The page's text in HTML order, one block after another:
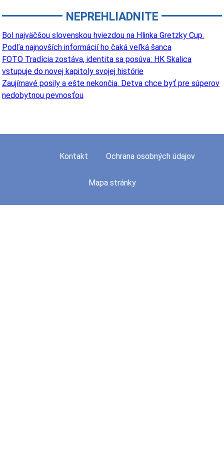
NEPREHLIADNITE
Bol najväčšou slovenskou hviezdou na Hlinka Gretzky Cup.
Podľa najnovších informácií ho čaká veľká šanca
FOTO Tradícia zostáva, identita sa posúva: HK Skalica
vstupuje do novej kapitoly svojej histórie
Zaujímavé posily a ešte nekončia. Detva chce byť pre súperov
nedobytnou pevnosťou
Kontakt Ochrana osobných údajov
Mapa stránky